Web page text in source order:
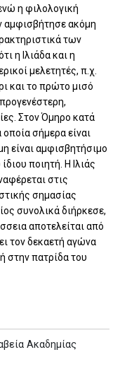
η φιλολογική
αμφισβήτησε ακόμη
των
η Ιλιάδα και η
μελετητές, π.χ.
και το πρώτο μισό
Στον Όμηρο κατά
σήμερα είναι
είναι αμφισβητήσιμο
ποιητή. Η Ιλιάς
στις
σημασίας
συνολικά διήρκεσε,
αποτελείται από
τον δεκαετή αγώνα
στην πατρίδα του
Ακαδημίας